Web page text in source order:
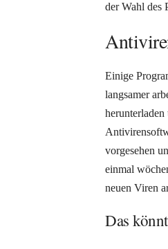
der Wahl des
Einige
langsamer
vorgesehen
einmal
neuen Viren
Das